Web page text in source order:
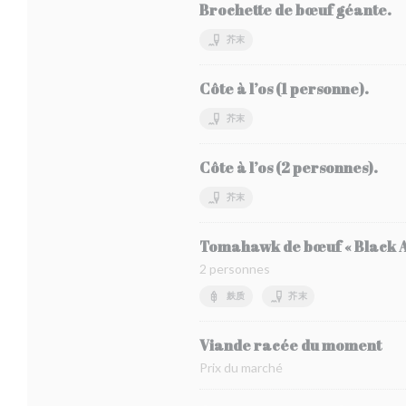
Brochette de bœuf géante.
芥末
Côte à l’os (1 personne).
芥末
Côte à l’os (2 personnes).
芥末
Tomahawk de bœuf « Black
2 personnes
麸质 芥末
Viande racée du moment
Prix du marché